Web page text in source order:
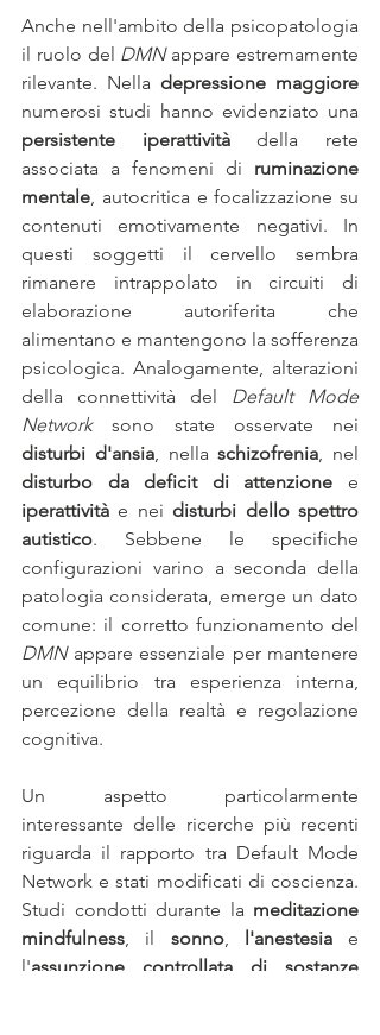
Anche nell'ambito della psicopatologia
il ruolo del DMN appare estremamente
rilevante. Nella depressione maggiore
persistente iperattività della rete
associata a fenomeni di ruminazione
mentale, autocritica e focalizzazione su
contenuti emotivamente negativi. In
questi soggetti il cervello sembra
rimanere intrappolato in circuiti di
elaborazione autoriferita che
alimentano e mantengono la sofferenza
psicologica. Analogamente, alterazioni
della connettività del Default Mode
Network
disturbi d'ansia, nella schizofrenia
disturbo da deficit di attenzione
iperattività e nei disturbi dello spettro
autistico. Sebbene le specifiche
configurazioni varino a seconda della
patologia considerata, emerge un dato
DMN appare essenziale per mantenere
un equilibrio tra esperienza interna,
percezione della realtà e regolazione
cognitiva.
Un aspetto particolarmente
interessante delle ricerche più recenti
riguarda il rapporto tra Default Mode
Network e stati modificati di coscienza.
Studi condotti durante la meditazione
mindfulness, il sonno, l'anestesia e
l'assunzione controllata di sostanze